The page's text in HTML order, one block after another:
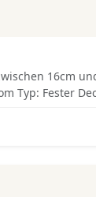
16cm
Typ: Fester